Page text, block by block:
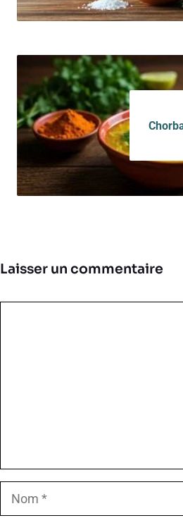
Laisser un commentaire
Nom